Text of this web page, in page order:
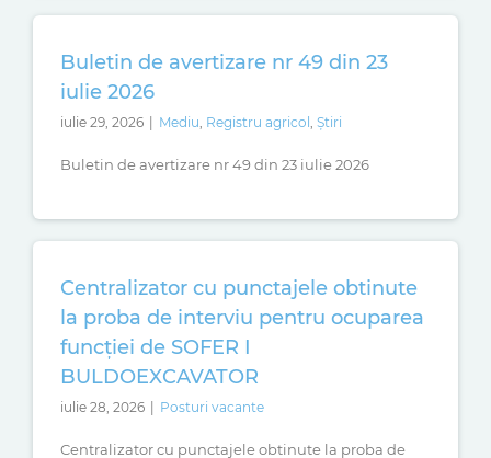
Buletin de avertizare nr 49 din 23
iulie 2026
iulie 29, 2026 | Mediu Registru agricol Știri
Buletin de avertizare nr 49 din 23 iulie 2026
Centralizator cu punctajele obtinute
la proba de interviu pentru ocuparea
funcției de SOFER I
BULDOEXCAVATOR
iulie 28, 2026 | Posturi vacante
Centralizator cu punctajele obtinute la proba de